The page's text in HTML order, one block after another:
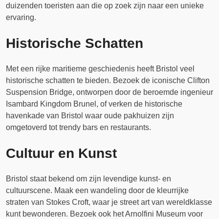
duizenden toeristen aan die op zoek zijn naar een unieke
ervaring.
Historische Schatten
Met een rijke maritieme geschiedenis heeft Bristol veel
historische schatten te bieden. Bezoek de iconische Clifton
Suspension Bridge, ontworpen door de beroemde ingenieur
Isambard Kingdom Brunel, of verken de historische
havenkade van Bristol waar oude pakhuizen zijn
omgetoverd tot trendy bars en restaurants.
Cultuur en Kunst
Bristol staat bekend om zijn levendige kunst- en
cultuurscene. Maak een wandeling door de kleurrijke
straten van Stokes Croft, waar je street art van wereldklasse
kunt bewonderen. Bezoek ook het Arnolfini Museum voor